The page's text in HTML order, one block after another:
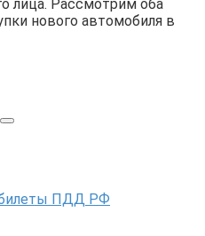
лица. Рассмотрим оба
нового автомобиля в
ПДД РФ